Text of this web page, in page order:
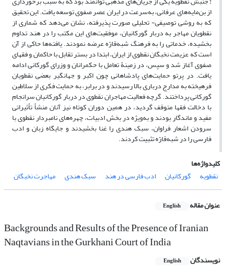
از بن‌مایه‌‌های عرفانی، به‌سرعت در ایران عصر صفوی توسعه یافت. این تحقیق
که به روشی توصیفی- تحلیلی صورت پذیرفته، نشان می‌‌دهد که شماری از
نقطویان مهاجر به دربار گورکانیان، موفقیت‌‌های این مکتب را در هند تداوم
بخشیده، خدماتی را به فرهنگ شبه‌قارّه عرضه نمودند. یافته‌‌ها حاکی از آن
است که عزیمت نخبگان نقطوی از ایران، ابتدا در بستر تقابل با حاکمان و فقهای
صفوی آغاز شد و سپس، در زمینۀ تعامل با حکمرانان و وزرای گورکانی ادامه
یافت. در پرتو حمایت‌‌های پادشاهانی چون اکبر و جهانگیر بعضی نقطویان
فرهیخته به مدارج درباری بالا رسیدند و در برابر، به حمایت فکری از سلاطین
گورکانی پرداختند. گرچه فعالیت مهاجران نقطوی در دربار گورکانیان سرانجام
با دخالت فقها متوقف گردید، در همین دوران کوتاه نیز آنان منشأ تأثیراتی
مفید و ماندگار بودند و به‌ویژه در بخش ادبیات، چهره‌‌های نامبردار نقطوی با
سرودن اشعار فراوان، سبک هندی را غنا بخشیدند و جایگاه زبان و ادب
فارسی را در شبه‌قارّه تثبیت کردند.
کلیدواژه‌ها
نقطویه
گورکانیان ادب فارسی در هند سبک هندی مهاجرت نخبگان
عنوان مقاله English
Backgrounds and Results of the Presence of Iranian
Naqtavians in the Gurkhani Court of India
نویسندگان English